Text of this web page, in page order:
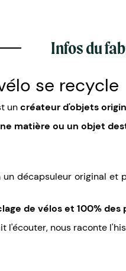
Infos du
se recycle
uncréateur d'objets
matière ou un objet
décapsuleur original
de vélos et 100%
nous raconte